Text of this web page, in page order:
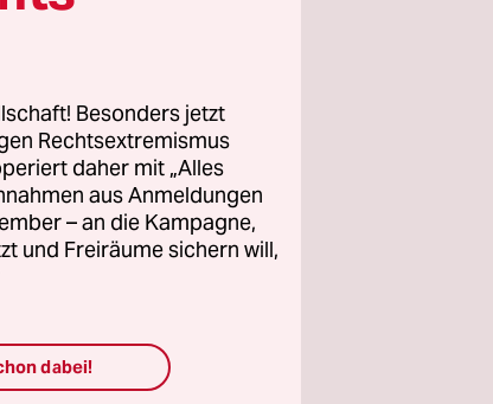
Besonders jetzt
Rechtsextremismus
daher mit „Alles
aus Anmeldungen
– an die Kampagne,
und Freiräume sichern will,
dabei!